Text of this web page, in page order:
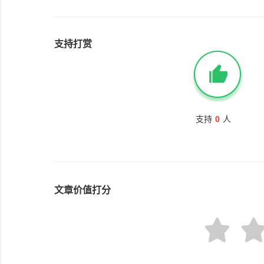
支持打赏
支持 0 人
文章价值打分